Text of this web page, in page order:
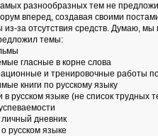
разнообразных тем не
вперед, создавая своими
из-за отсутствия средств. Думаю,
темы:
гласные в корне слова
и тренировочные работы
книги по русскому языку
в русском языке (не список трудных
личный дневник
русском языке